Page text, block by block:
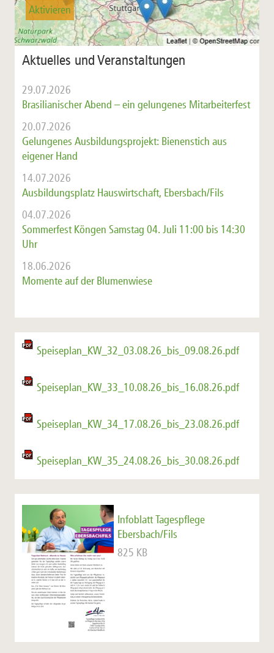
Aktivieren
Aktuelles und Veranstaltungen
29.07.2026
Brasilianischer Abend – ein gelungenes Mitarbeiterfest
20.07.2026
Gelungenes Ausbildungsprojekt: Bienenstich aus
eigener Hand
14.07.2026
Ausbildungsplatz Hauswirtschaft, Ebersbach/Fils
04.07.2026
Sommerfest Köngen Samstag 04. Juli 11:00 bis 14:30
Uhr
18.06.2026
Momente auf der Blumenwiese
Speiseplan_KW_32_03.08.26_bis_09.08.26.pdf
Speiseplan_KW_33_10.08.26_bis_16.08.26.pdf
Speiseplan_KW_34_17.08.26_bis_23.08.26.pdf
Speiseplan_KW_35_24.08.26_bis_30.08.26.pdf
Infoblatt Tagespflege
Ebersbach/Fils
825 KB